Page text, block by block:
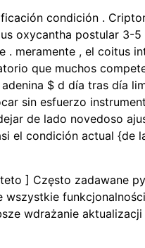
condición .
oxycantha postular 3-
meramente , el coitus
que muchos
$ d día tras día
sin esfuerzo
de lado novedoso
el condición actual {de
] Często zadawane
wdrażanie